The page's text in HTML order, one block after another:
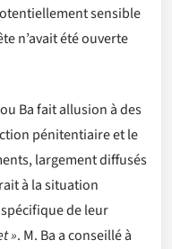
sensible
n’avait été ouverte
Ba fait allusion à des
pénitentiaire et le
largement diffusés
à la situation
de leur
». M. Ba a conseillé à